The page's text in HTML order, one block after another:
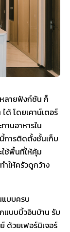
หลายฟังก์ชัน ก็
ด้ โดยเคาน์เตอร์
านอาหารใน
การติดตั้งชั้นเก็บ
ช้พื้นที่ให้คุ้ม
ำให้ครัวดูกว้าง
แบบครบ
แบบบิ้วอินบ้าน รับ
ด้วยเฟอร์นิเจอร์